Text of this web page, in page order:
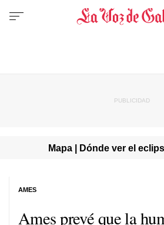
Mapa | Dónde ver el
Ames prevé que la
AMES